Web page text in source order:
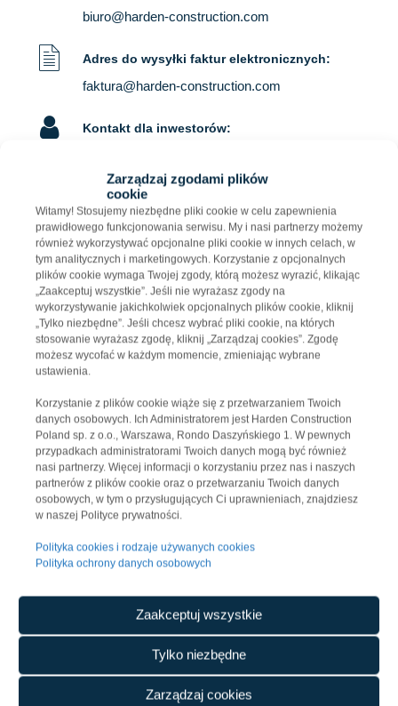
Zarządzaj zgodami plików
cookie
Witamy! Stosujemy niezbędne pliki cookie w celu zapewnienia
prawidłowego funkcjonowania serwisu. My i nasi partnerzy możemy
również wykorzystywać opcjonalne pliki cookie w innych celach, w
tym analitycznych i marketingowych. Korzystanie z opcjonalnych
plików cookie wymaga Twojej zgody, którą możesz wyrazić, klikając
„Zaakceptuj wszystkie”. Jeśli nie wyrażasz zgody na
wykorzystywanie jakichkolwiek opcjonalnych plików cookie, kliknij
„Tylko niezbędne”. Jeśli chcesz wybrać pliki cookie, na których
stosowanie wyrażasz zgodę, kliknij „Zarządzaj cookies”. Zgodę
możesz wycofać w każdym momencie, zmieniając wybrane
ustawienia.
Korzystanie z plików cookie wiąże się z przetwarzaniem Twoich
danych osobowych. Ich Administratorem jest Harden Construction
Poland sp. z o.o., Warszawa, Rondo Daszyńskiego 1. W pewnych
przypadkach administratorami Twoich danych mogą być również
nasi partnerzy. Więcej informacji o korzystaniu przez nas i naszych
partnerów z plików cookie oraz o przetwarzaniu Twoich danych
osobowych, w tym o przysługujących Ci uprawnieniach, znajdziesz
w naszej Polityce prywatności.
Polityka cookies i rodzaje używanych cookies
Polityka ochrony danych osobowych
Zaakceptuj wszystkie
Tylko niezbędne
Zarządzaj cookies
biuro@harden-construction.com
Adres do wysyłki faktur elektronicznych:
faktura@harden-construction.com
Kontakt dla inwestorów:
Business Development Director
693 381 177
mturek@harden-construction.com
Kontakt dla mediów:
Filip Lamański
502 433 664
Filip.lamanski@flexpr.pl
ODWIEDŹ NAS NA LINKEDIN
ODWIEDŹ NAS NA YOUTUBE